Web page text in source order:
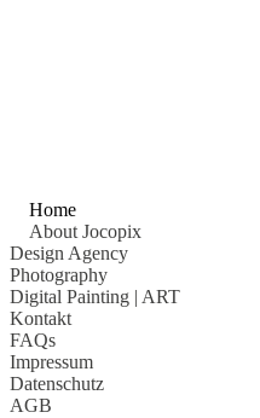
Home
About Jocopix
Design Agency
Photography
Digital Painting | ART
Kontakt
FAQs
Impressum
Datenschutz
AGB